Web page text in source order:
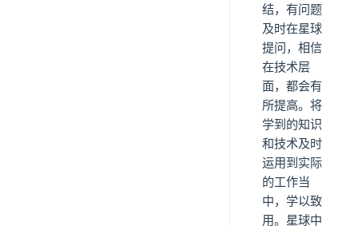
结，有问题
及时在星球
提问，相信
在技术层
面，都会有
所提高。将
学到的知识
和技术及时
运用到实际
的工作当
中，学以致
用。星球中